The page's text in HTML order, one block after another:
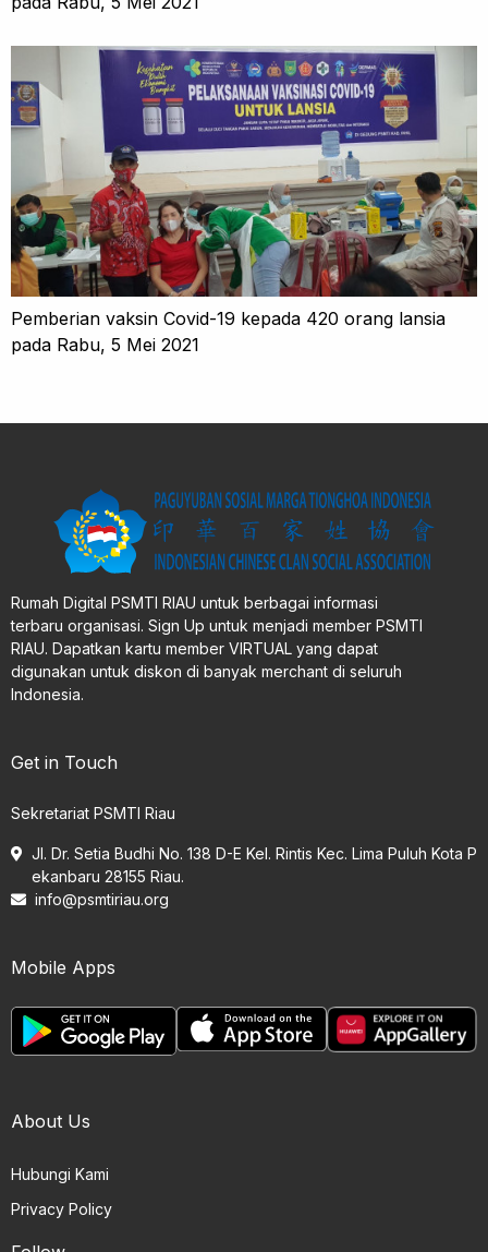
Pemberian vaksin Covid-19 kepada 420 orang lansia
pada Rabu, 5 Mei 2021
Rumah Digital PSMTI RIAU untuk berbagai informasi
terbaru organisasi. Sign Up untuk menjadi member PSMTI
RIAU. Dapatkan kartu member VIRTUAL yang dapat
digunakan untuk diskon di banyak merchant di seluruh
Indonesia.
Get in Touch
Sekretariat PSMTI Riau
Jl. Dr. Setia Budhi No. 138 D-E Kel. Rintis Kec. Lima Puluh Kota P
ekanbaru 28155 Riau.
info@psmtiriau.org
Mobile Apps
About Us
Hubungi Kami
Privacy Policy